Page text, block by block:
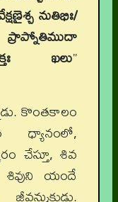
నుతిభిః/
ఖలు”
కొంతకాలం
ధ్యానంలో,
చేస్తూ, శివ
శివుని యందే